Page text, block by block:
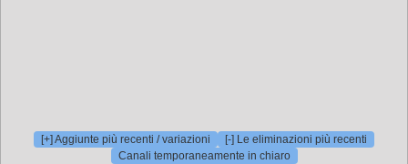
[+] Aggiunte più recenti / variazioni
[-] Le eliminazioni più recenti
Canali temporaneamente in chiaro